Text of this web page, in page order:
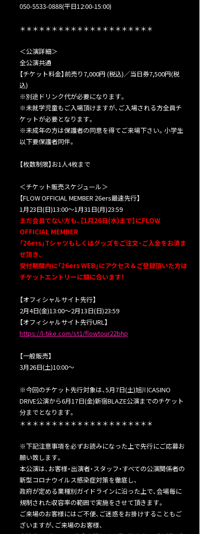
050-5533-0888(平日12:00-15:00)
＊＊＊＊＊＊＊＊＊＊＊＊＊＊＊＊＊＊＊＊＊
＜公演詳細＞
全公演共通
【チケット料金】前売り7,000円 (税込)／当日券7,500円(税
込)
※別途ドリンク代が必要になります。
※未就学児童もご入場頂けますが、ご入場される方全員チ
ケットが必要となります。
※未成年の方は保護者の同意を得てご来場下さい。小学生
以下要保護者同伴。
【枚数制限】お1人4枚まで
＜チケット販売スケジュール＞
【FLOW OFFICIAL MEMBER 26ers最速先行】
1月23日(日)13:00〜1月31日(月)23:59
まだ会員でない方も、【1月26日(水)まで】にFLOW
OFFICIAL MEMBER
「26ers」Tシャツもしくはグッズをご注文・ご入金をお済ま
せ頂き、
受付期間内に「26ers WEB」にアクセス＆ご登録頂いた方は
チケットエントリーに間に合います！
【オフィシャルサイト先行】
2月4日(金)13:00〜2月13日(日)23:59
【オフィシャルサイト先行URL】
https://l-tike.com/st1/flowtour22bhp
【一般販売】
3月26日(土)10:00〜
※今回のチケット先行対象は、5月7日(土)旭川CASINO
DRIVE公演から6月17日(金)新宿BLAZE公演までのチケット
分までとなります。
＊＊＊＊＊＊＊＊＊＊＊＊＊＊＊＊＊＊＊＊＊
※下記注意事項を必ずお読みになった上で先行にご応募お
願い致します。
本公演は、お客様・出演者・スタッフ・すべての公演関係者の
新型コロナウイルス感染症対策を徹底し、
政府が定める業種別ガイドラインに沿った上で、会場毎に
規制された収容率の範囲で実施をさせて頂きます。
ご来場のお客様にはご不便、ご迷惑をお掛けすることもご
ざいますが、ご来場のお客様、